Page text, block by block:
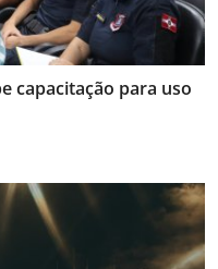
capacitação para uso